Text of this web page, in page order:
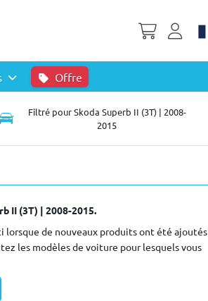
Offre
Filtré pour Skoda Superb II (3T) | 2008-
2015
II (3T) | 2008-2015.
lorsque de nouveaux produits ont été ajoutés
les modèles de voiture pour lesquels vous